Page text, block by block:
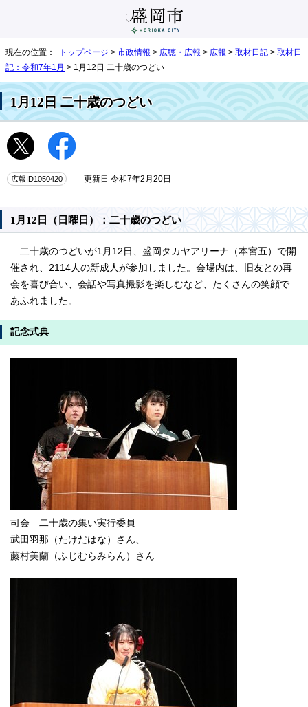
現在の位置： トップページ > 市政情報 > 広聴・広報 > 広報 > 取材日記 > 取材日
記：令和7年1月 > 1月12日 二十歳のつどい
1月12日 二十歳のつどい
広報ID1050420 更新日 令和7年2月20日
1月12日（日曜日）：二十歳のつどい
二十歳のつどいが1月12日、盛岡タカヤアリーナ（本宮五）で開
催され、2114人の新成人が参加しました。会場内は、旧友との再
会を喜び合い、会話や写真撮影を楽しむなど、たくさんの笑顔で
あふれました。
記念式典
司会 二十歳の集い実行委員
武田羽那（たけだはな）さん、
藤村美蘭（ふじむらみらん）さん